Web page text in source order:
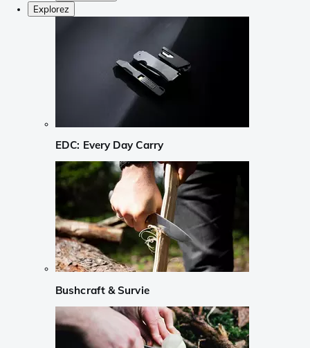
Explorez
EDC: Every Day Carry
Bushcraft & Survie